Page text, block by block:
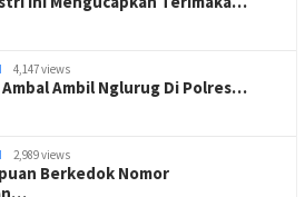
4,147 views
Ambal Ambil Nglurug Di Polres…
2,989 views
Berkedok Nomor